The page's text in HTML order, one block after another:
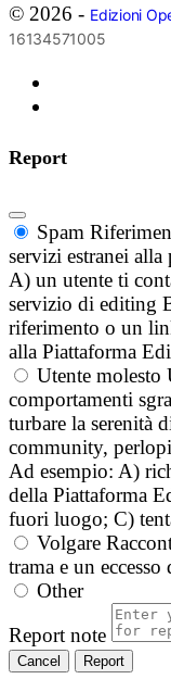
© 2026 - Edizioni
16134571005
Report
Spam
servizi estranei
A) un utente ti
servizio di editing
riferimento o un
alla Piattaforma
Utente molesto
comportamenti
turbare la serenità
community,
Ad esempio: A)
della Piattaforma
fuori luogo; C)
Volgare
trama e un
Other
Report note
Report